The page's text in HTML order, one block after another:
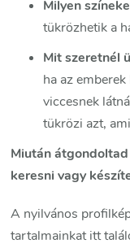
Milyen
tükrözhetik a
Mit szeretnél
ha az
viccesnek
tükrözi azt,
Miután
keresni vagy
A nyilvános
tartalmainkat itt